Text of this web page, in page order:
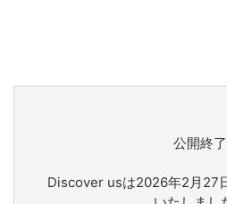
公開終了
Discover usは2026年2月27